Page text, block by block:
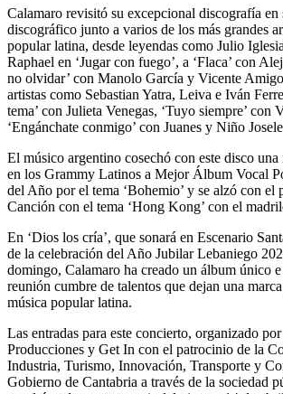
Calamaro revisitó su excepcional discografía
discográfico junto a varios de los más grandes
popular latina, desde leyendas como Julio
Raphael en ‘Jugar con fuego’, a ‘Flaca’ con
no olvidar’ con Manolo García y Vicente Amigo
artistas como Sebastian Yatra, Leiva e Iván
tema’ con Julieta Venegas, ‘Tuyo siempre’ con
‘Engánchate conmigo’ con Juanes y Niño
El músico argentino cosechó con este disco
en los Grammy Latinos a Mejor Álbum Vocal
del Año por el tema ‘Bohemio’ y se alzó con el
Canción con el tema ‘Hong Kong’ con el
En ‘Dios los cría’, que sonará en Escenario
de la celebración del Año Jubilar Lebaniego
domingo, Calamaro ha creado un álbum único
reunión cumbre de talentos que dejan una
música popular latina.
Las entradas para este concierto, organizado
Producciones y Get In con el patrocinio de la
Industria, Turismo, Innovación, Transporte y
Gobierno de Cantabria a través de la sociedad